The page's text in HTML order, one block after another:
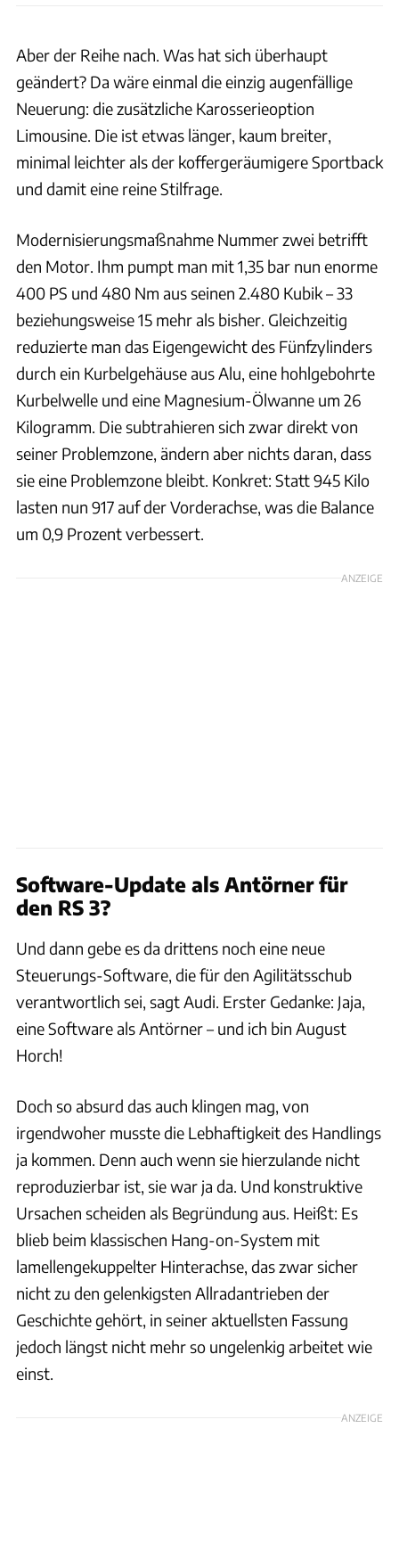
Aber der Reihe nach. Was hat sich überhaupt
geändert? Da wäre einmal die einzig augenfällige
Neuerung: die zusätzliche Karosserieoption
Limousine. Die ist etwas länger, kaum breiter,
minimal leichter als der koffergeräumigere Sportback
und damit eine reine Stilfrage.
Modernisierungsmaßnahme Nummer zwei betrifft
den Motor. Ihm pumpt man mit 1,35 bar nun enorme
400 PS und 480 Nm aus seinen 2.480 Kubik – 33
beziehungsweise 15 mehr als bisher. Gleichzeitig
reduzierte man das Eigengewicht des Fünfzylinders
durch ein Kurbelgehäuse aus Alu, eine hohlgebohrte
Kurbelwelle und eine Magnesium-Ölwanne um 26
Kilogramm. Die subtrahieren sich zwar direkt von
seiner Problemzone, ändern aber nichts daran, dass
sie eine Problemzone bleibt. Konkret: Statt 945 Kilo
lasten nun 917 auf der Vorderachse, was die Balance
um 0,9 Prozent verbessert.
ANZEIGE
Software-Update als Antörner für
den RS 3?
Und dann gebe es da drittens noch eine neue
Steuerungs-Software, die für den Agilitätsschub
verantwortlich sei, sagt Audi. Erster Gedanke: Jaja,
eine Software als Antörner – und ich bin August
Horch!
Doch so absurd das auch klingen mag, von
irgendwoher musste die Lebhaftigkeit des Handlings
ja kommen. Denn auch wenn sie hierzulande nicht
reproduzierbar ist, sie war ja da. Und konstruktive
Ursachen scheiden als Begründung aus. Heißt: Es
blieb beim klassischen Hang-on-System mit
lamellengekuppelter Hinterachse, das zwar sicher
nicht zu den gelenkigsten Allradantrieben der
Geschichte gehört, in seiner aktuellsten Fassung
jedoch längst nicht mehr so ungelenkig arbeitet wie
einst.
ANZEIGE